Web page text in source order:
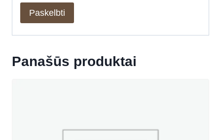
Panašūs produktai